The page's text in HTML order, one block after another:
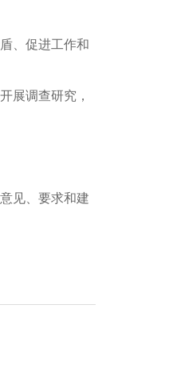
、促进工作和
展调查研究，
见、要求和建